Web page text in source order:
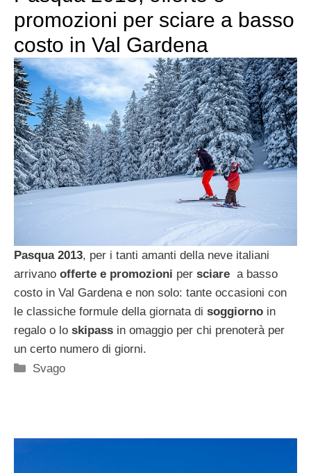
promozioni per sciare a basso
costo in Val Gardena
Pasqua 2013, per i tanti amanti della neve italiani
arrivano offerte e promozioni per sciare a basso
costo in Val Gardena e non solo: tante occasioni con
le classiche formule della giornata di soggiorno in
regalo o lo skipass in omaggio per chi prenoterà per
un certo numero di giorni.
Categorie
Svago